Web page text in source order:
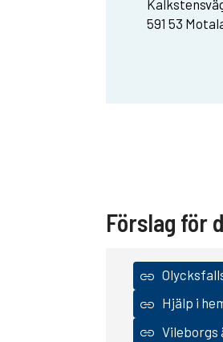
591 53
Förslag för
Hjälp i
Vileborgs